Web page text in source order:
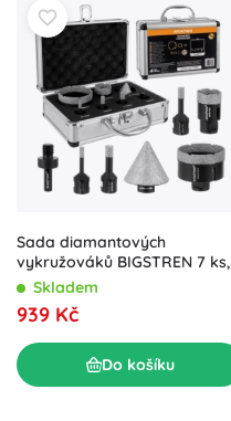
Sada diamantových
vykružováků BIGSTREN 7 ks,
M14 (6–68 mm) s kuželovým
Skladem
939 Kč
Do košíku